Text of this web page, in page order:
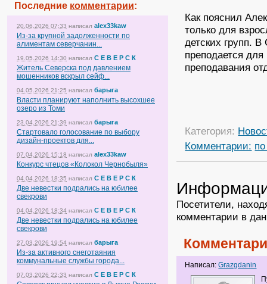
Последние комментарии:
20.06.2026 07:33 написал alex33kaw
Из-за крупной задолженности по
алиментам северчанин...
19.05.2026 14:30 написал С Е В Е Р С К
Житель Северска под давлением
мошенников вскрыл сейф...
04.05.2026 21:25 написал барыга
Власти планируют наполнить высохшее
озеро из Томи
23.04.2026 21:39 написал барыга
Стартовало голосование по выбору
дизайн-проектов для...
07.04.2026 15:18 написал alex33kaw
Конкурс чтецов «Колокол Чернобыля»
04.04.2026 18:35 написал С Е В Е Р С К
Две невестки подрались на юбилее
свекрови
04.04.2026 18:34 написал С Е В Е Р С К
Две невестки подрались на юбилее
свекрови
27.03.2026 19:54 написал барыга
Из-за активного снеготаяния
коммунальные службы города...
07.03.2026 22:33 написал С Е В Е Р С К
Как пояснил
только для
детских групп.
преподается
преподавания
Категория:
Комментарии:
Посетители,
комментарии в
Написал:Grazgdanin